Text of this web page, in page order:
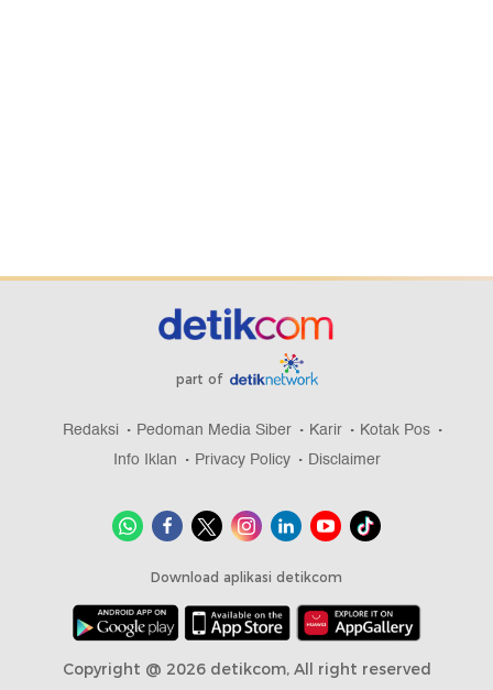
part of
Redaksi Pedoman Media Siber Karir
Kotak Pos
Info Iklan
Privacy Policy Disclaimer
Download aplikasi detikcom
Copyright @ 2026 detikcom, All right reserved